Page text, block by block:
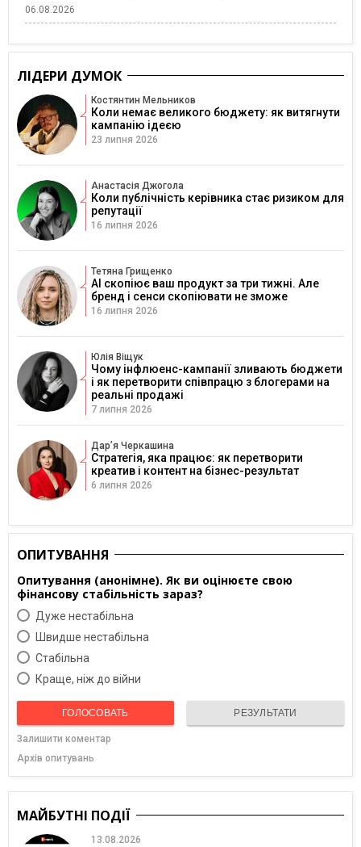
06.08.2026
ЛІДЕРИ ДУМОК
Костянтин Мельников
Коли немає великого бюджету: як витягнути
кампанію ідеєю
23 липня 2026
Анастасія Джогола
Коли публічність керівника стає ризиком для
репутації
16 липня 2026
Тетяна Грищенко
AI скопіює ваш продукт за три тижні. Але
бренд і сенси скопіювати не зможе
16 липня 2026
Юлія Віщук
Чому інфлюенс-кампанії зливають бюджети
і як перетворити співпрацю з блогерами на
реальні продажі
7 липня 2026
Дарʼя Черкашина
Стратегія, яка працює: як перетворити
креатив і контент на бізнес-результат
6 липня 2026
ОПИТУВАННЯ
Опитування (анонімне). Як ви оцінюєте свою
фінансову стабільність зараз?
Дуже нестабільна
Швидше нестабільна
Cтабільна
Краще, ніж до війни
ГОЛОСОВАТЬ РЕЗУЛЬТАТИ
Залишити коментар
Архів опитувань
МАЙБУТНІ ПОДІЇ
13.08.2026